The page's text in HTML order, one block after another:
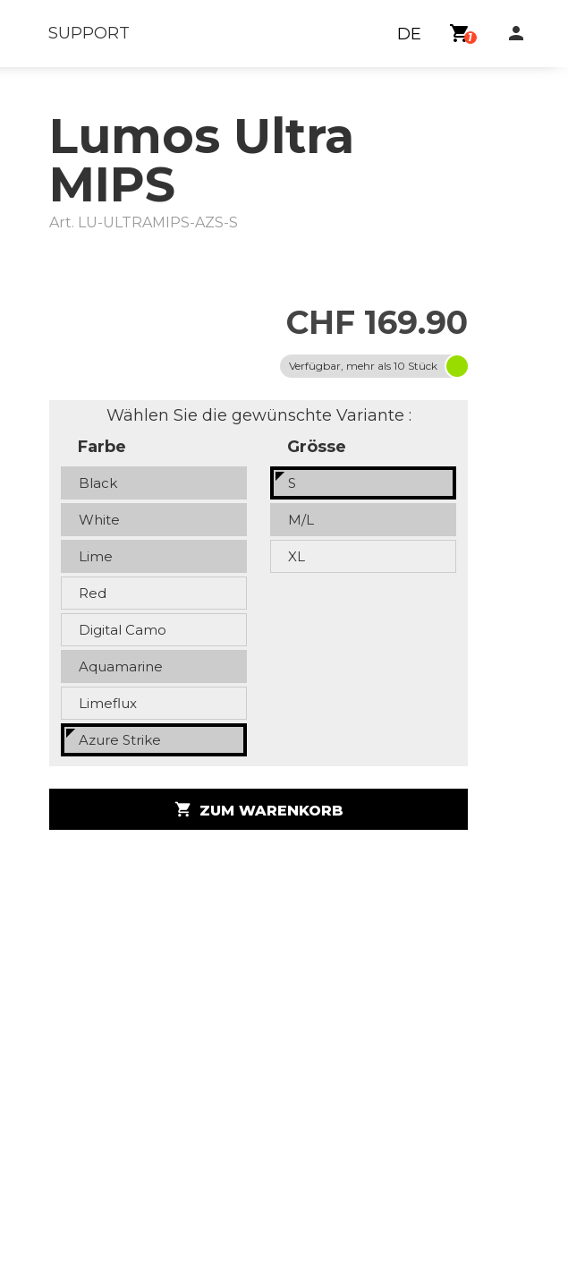
SUPPORT DE shopping_cart1 person
Lumos Ultra
MIPS
Art. LU-ULTRAMIPS-AZS-S
CHF 169.90
Verfügbar, mehr als 10 Stück
Wählen Sie die gewünschte Variante :
Farbe
Black
White
Lime
Red
Digital Camo
Aquamarine
Limeflux
Azure Strike
Grösse
S
M/L
XL
shopping_cart ZUM WARENKORB